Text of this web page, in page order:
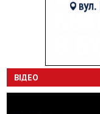
ВІДЕО